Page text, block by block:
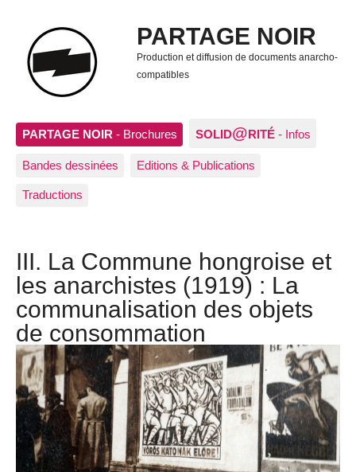
PARTAGE NOIR
Production et diffusion de documents anarcho-
compatibles
PARTAGE NOIR - Brochures SOLID@RITÉ - Infos
Bandes dessinées Editions & Publications
Traductions
III. La Commune hongroise et
les anarchistes (1919) : La
communalisation des objets
de consommation